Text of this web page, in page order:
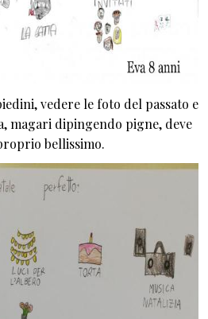
vedere le foto del passato e
magari dipingendo pigne, deve
bellissimo.